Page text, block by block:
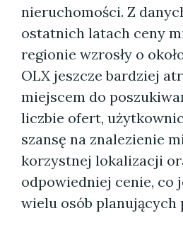
nieruchomości. Z
ostatnich latach ceny
regionie wzrosły o
OLX jeszcze bardziej
miejscem do
liczbie ofert,
szansę na znalezienie
korzystnej lokalizacji
odpowiedniej cenie, co
wielu osób planujących